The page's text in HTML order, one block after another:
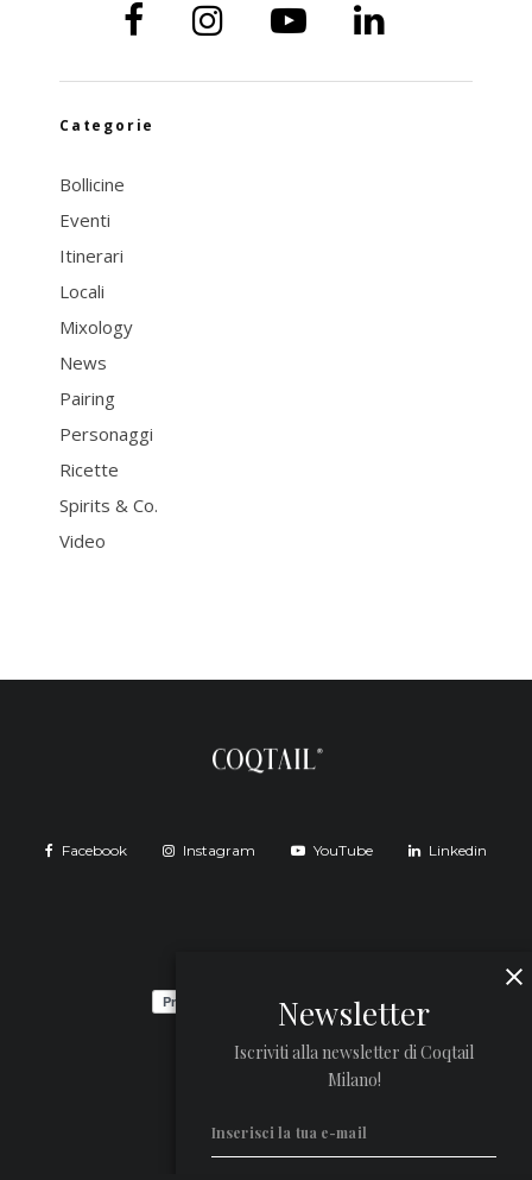
Categorie
Bollicine
Eventi
Itinerari
Locali
Mixology
News
Pairing
Personaggi
Ricette
Spirits & Co.
Video
Facebook Instagram YouTube Linkedin
Newsletter
Iscriviti alla newsletter di Coqtail
Milano!